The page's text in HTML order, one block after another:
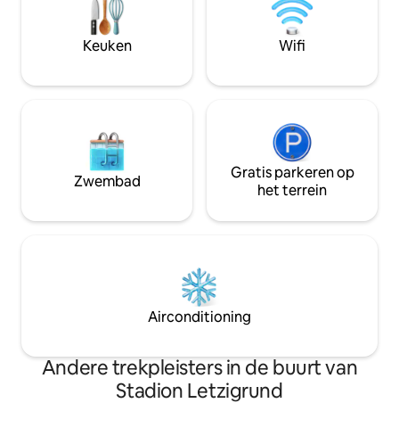
minuten met de trein naar de
luchthaven en 11 minuten met de trein
naar het Meer van Zürich
supermarkten, sportscholen, bars en
topattracties van
en ervaar de
Zürich!
Keuken Wifi
Zwembad
Gratis parkeren op
het terrein
Airconditioning
Andere trekpleisters in de buurt van
Stadion Letzigrund